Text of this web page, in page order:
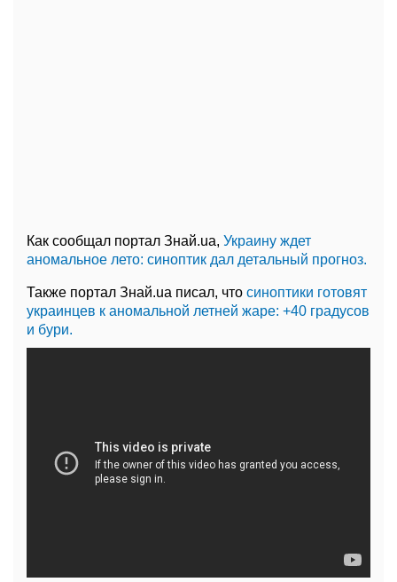
Как сообщал портал Знай.ua, Украину ждет
аномальное лето: синоптик дал детальный прогноз.
Также портал Знай.ua писал, что синоптики готовят
украинцев к аномальной летней жаре: +40 градусов
и бури.